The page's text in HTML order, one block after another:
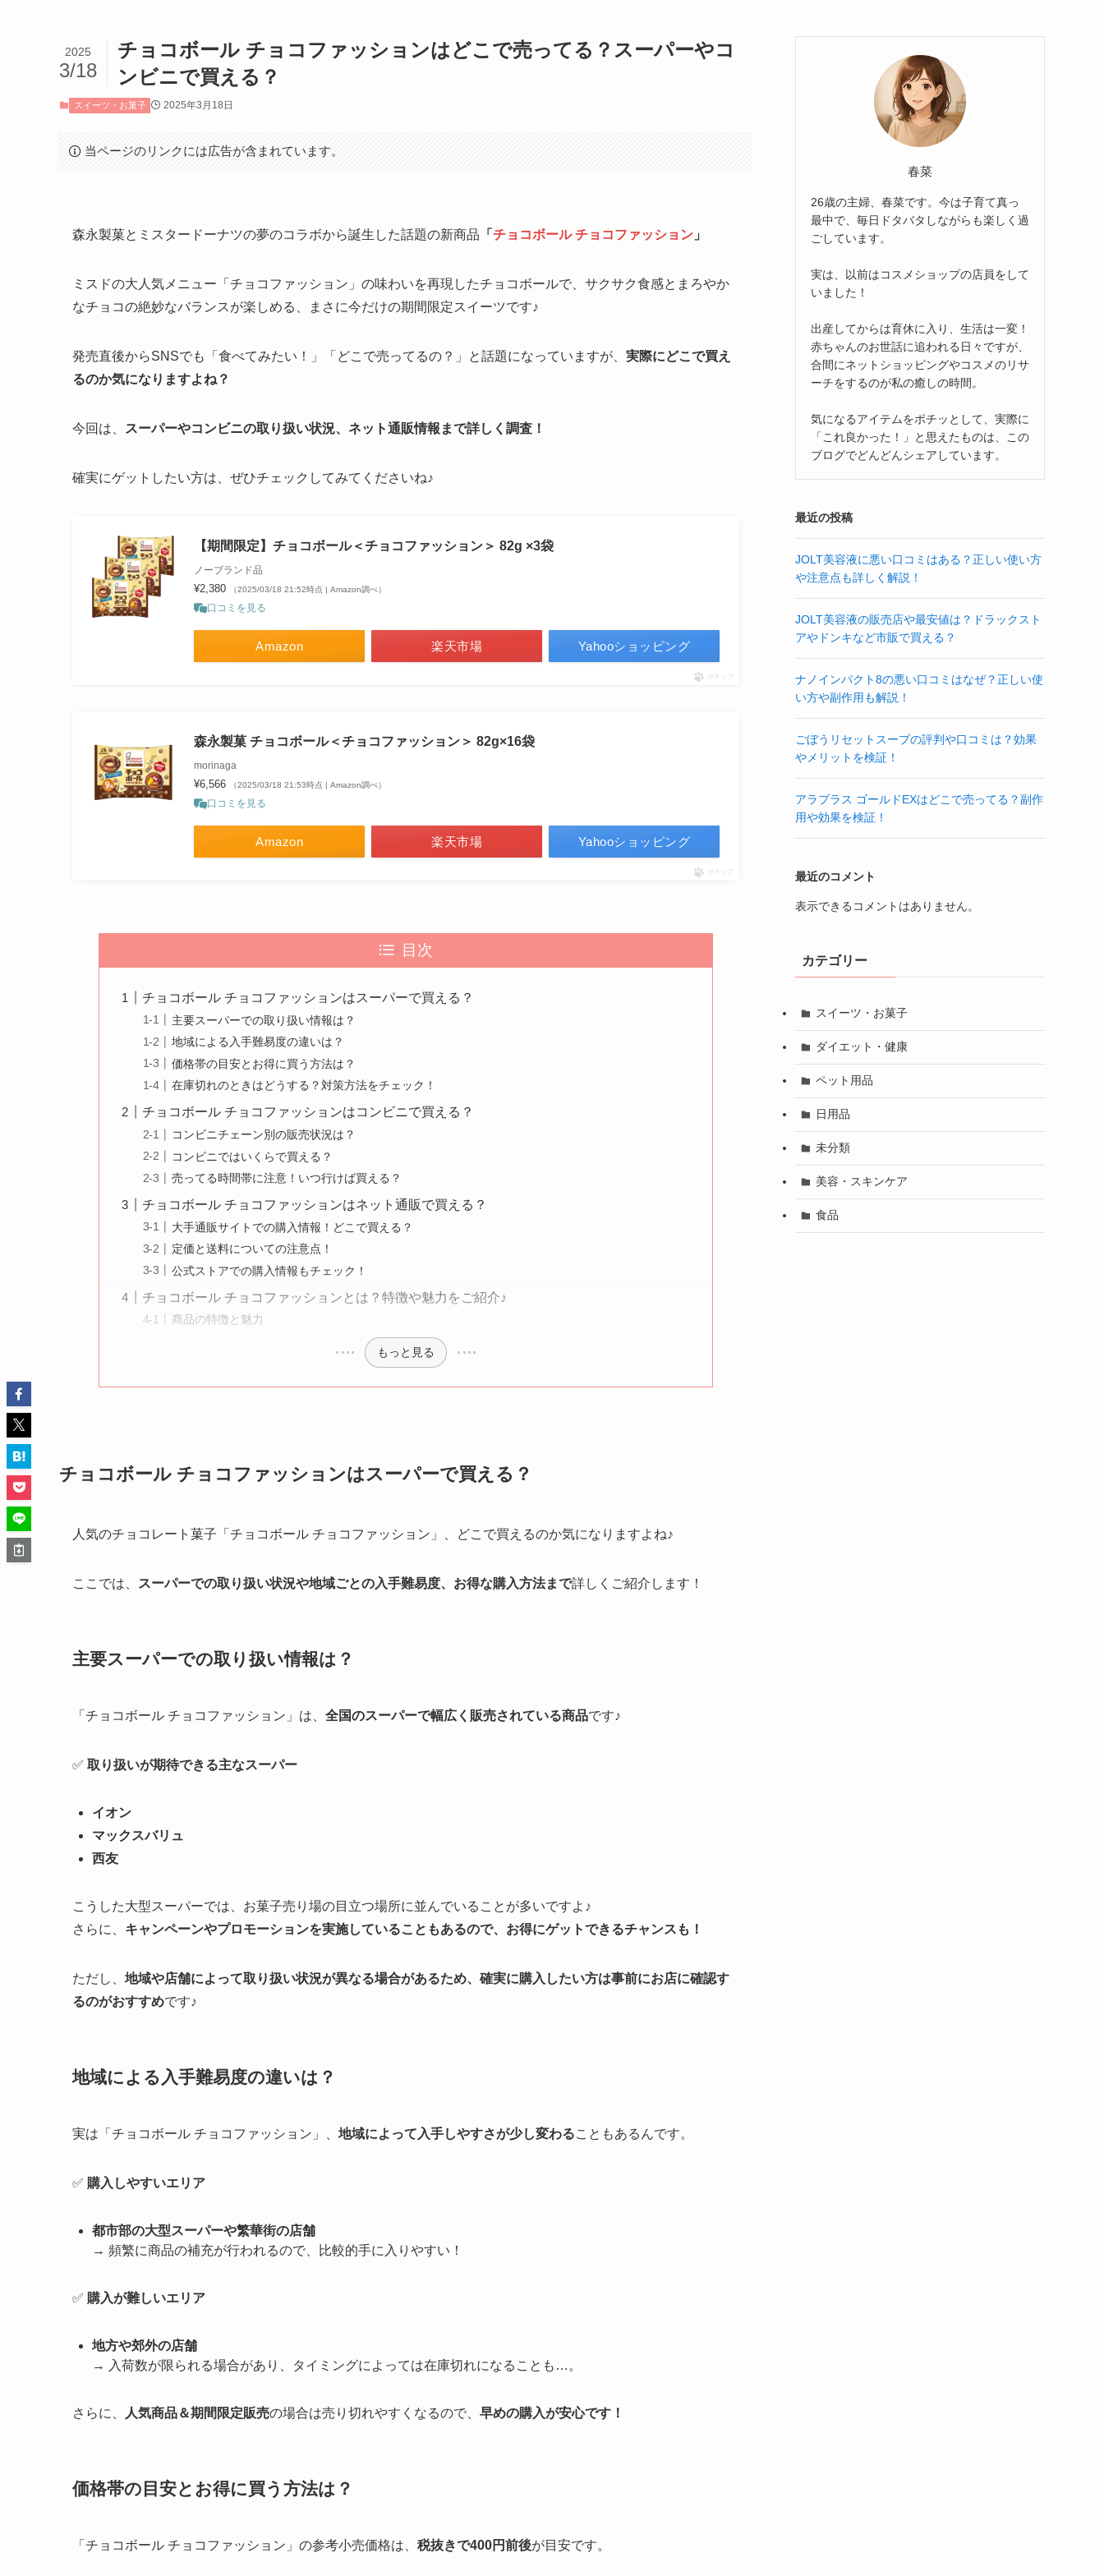
チョコボール チョコファッションはどこで売ってる？スーパーやコ
ンビニで買える？
2025
3/18
スイーツ・お菓子 2025年3月18日
当ページのリンクには広告が含まれています。
森永製菓とミスタードーナツの夢のコラボから誕生した話題の新商品 「 チョコボール チョコファッション 」
ミスドの大人気メニュー「チョコファッション」の味わいを再現したチョコボールで、サクサク食感とまろやか
なチョコの絶妙なバランスが楽しめる、まさに今だけの期間限定スイーツです♪
発売直後からSNSでも「食べてみたい！」「どこで売ってるの？」と話題になっていますが、 実際にどこで買え
るのか気になりますよね？
今回は、 スーパーやコンビニの取り扱い状況、ネット通販情報まで詳しく調査！
確実にゲットしたい方は、ぜひチェックしてみてくださいね♪
【期間限定】チョコボール＜チョコファッション＞ 82g ×3袋
ノーブランド品
¥2,380 （2025/03/18 21:52時点 | Amazon調べ）
口コミを見る
Amazon 楽天市場 Yahooショッピング
ポチップ
森永製菓 チョコボール＜チョコファッション＞ 82g×16袋
morinaga
¥6,566 （2025/03/18 21:53時点 | Amazon調べ）
口コミを見る
Amazon 楽天市場 Yahooショッピング
ポチップ
目次
チョコボール チョコファッションはスーパーで買える？
主要スーパーでの取り扱い情報は？
地域による入手難易度の違いは？
価格帯の目安とお得に買う方法は？
在庫切れのときはどうする？対策方法をチェック！
チョコボール チョコファッションはコンビニで買える？
コンビニチェーン別の販売状況は？
コンビニではいくらで買える？
売ってる時間帯に注意！いつ行けば買える？
チョコボール チョコファッションはネット通販で買える？
大手通販サイトでの購入情報！どこで買える？
定価と送料についての注意点！
公式ストアでの購入情報もチェック！
チョコボール チョコファッションとは？特徴や魅力をご紹介♪
商品の特徴と魅力
もっと見る
チョコボール チョコファッションはスーパーで買える？
人気のチョコレート菓子「チョコボール チョコファッション」、どこで買えるのか気になりますよね♪
ここでは、 スーパーでの取り扱い状況や地域ごとの入手難易度、お得な購入方法まで詳しくご紹介します！
主要スーパーでの取り扱い情報は？
「チョコボール チョコファッション」は、 全国のスーパーで幅広く販売されている商品です♪
✅ 取り扱いが期待できる主なスーパー
イオン
マックスバリュ
西友
こうした大型スーパーでは、お菓子売り場の目立つ場所に並んでいることが多いですよ♪
さらに、 キャンペーンやプロモーションを実施していることもあるので、お得にゲットできるチャンスも！
ただし、 地域や店舗によって取り扱い状況が異なる場合があるため、確実に購入したい方は事前にお店に確認す
るのがおすすめです♪
地域による入手難易度の違いは？
実は「チョコボール チョコファッション」、 地域によって入手しやすさが少し変わることもあるんです。
✅ 購入しやすいエリア
都市部の大型スーパーや繁華街の店舗
→ 頻繁に商品の補充が行われるので、比較的手に入りやすい！
✅ 購入が難しいエリア
地方や郊外の店舗
→ 入荷数が限られる場合があり、タイミングによっては在庫切れになることも…。
さらに、 人気商品＆期間限定販売の場合は売り切れやすくなるので、 早めの購入が安心です！
価格帯の目安とお得に買う方法は？
「チョコボール チョコファッション」の参考小売価格は、 税抜きで400円前後が目安です。
春菜
26歳の主婦、春菜です。今は子育て真っ
最中で、毎日ドタバタしながらも楽しく過
ごしています。
実は、以前はコスメショップの店員をして
いました！
出産してからは育休に入り、生活は一変！
赤ちゃんのお世話に追われる日々ですが、
合間にネットショッピングやコスメのリサ
ーチをするのが私の癒しの時間。
気になるアイテムをポチッとして、実際に
「これ良かった！」と思えたものは、この
ブログでどんどんシェアしています。
最近の投稿
JOLT美容液に悪い口コミはある？正しい使い方
や注意点も詳しく解説！
JOLT美容液の販売店や最安値は？ドラックスト
アやドンキなど市販で買える？
ナノインパクト8の悪い口コミはなぜ？正しい使
い方や副作用も解説！
ごぼうリセットスープの評判や口コミは？効果
やメリットを検証！
アラプラス ゴールドEXはどこで売ってる？副作
用や効果を検証！
最近のコメント
表示できるコメントはありません。
カテゴリー
スイーツ・お菓子
ダイエット・健康
ペット用品
日用品
未分類
美容・スキンケア
食品